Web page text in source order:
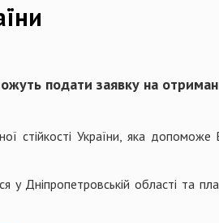
подати заявку на
стійкості України, яка
Дніпропетровській області та